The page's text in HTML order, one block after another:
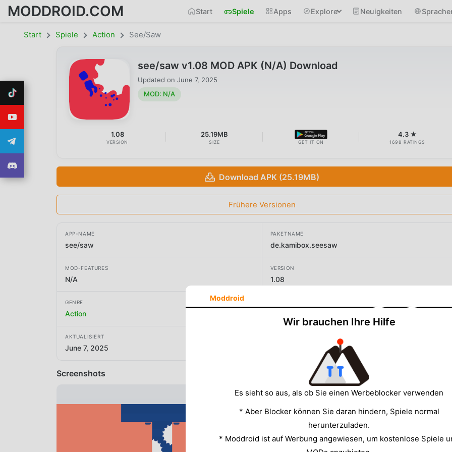
MODDROID.COM Start Spiele Apps Explore Neuigkeiten
Start Spiele Action See/saw
see/saw v1.08 MOD APK (N/A) Download
Updated on June 7, 2025
MOD: N/A
1.08
VERSION
25.19MB
SIZE GET IT ON
4.3 ★
1698 RATINGS
Download APK (25.19MB)
Frühere Versionen
APP-NAME
see/saw
PAKETNAME
de.kamibox.seesaw
MOD-FEATURES
N/A
VERSION
1.08
GENRE
Action
AKTUALISIERT
June 7, 2025
Screenshots
Moddroid
Wir brauchen Ihre Hilfe
Es sieht so aus, als ob Sie einen Werbeblocker verwenden
* Aber Blocker können Sie daran hindern, Spiele normal
herunterzuladen.
* Moddroid ist auf Werbung angewiesen, um kostenlose Spiele